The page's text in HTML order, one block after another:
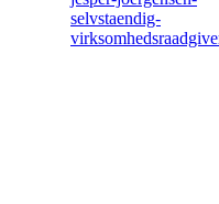
selvstaendig-